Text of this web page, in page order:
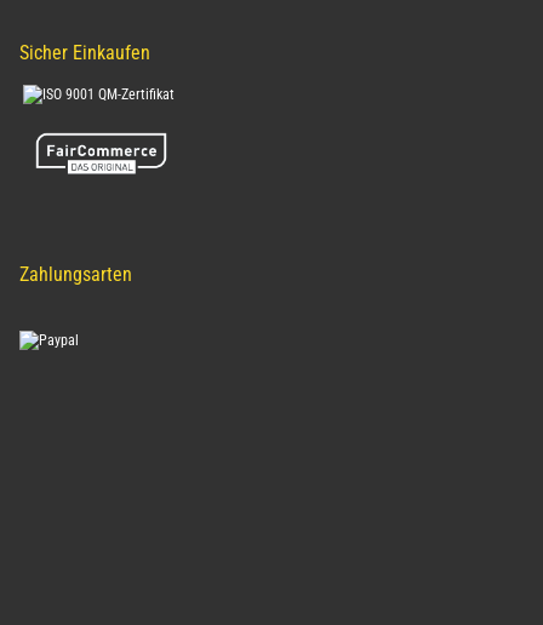
Sicher Einkaufen
Zahlungsarten